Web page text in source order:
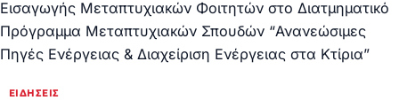
Εισαγωγής Μεταπτυχιακών Φοιτητών στο Διατμηματικό
Πρόγραμμα Μεταπτυχιακών Σπουδών “Ανανεώσιμες
Πηγές Ενέργειας & Διαχείριση Ενέργειας στα Κτίρια”
ΕΙΔΉΣΕΙΣ